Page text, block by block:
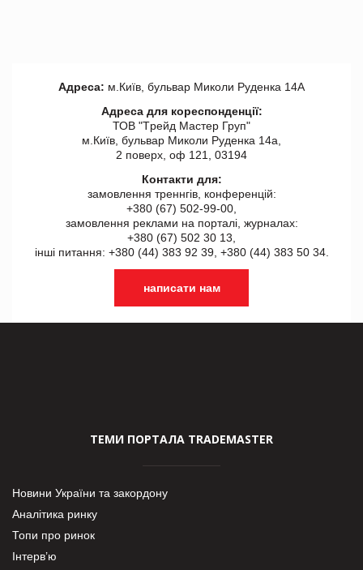
Адреса: м.Київ, бульвар Миколи Руденка 14А
Адреса для кореспонденції:
ТОВ "Tрейд Мастер Груп"
м.Київ, бульвар Миколи Руденка 14а,
2 поверх, оф 121, 03194
Контакти для:
замовлення треннгів, конференцій:
+380 (67) 502-99-00,
замовлення реклами на порталі, журналах:
+380 (67) 502 30 13,
інші питання: +380 (44) 383 92 39, +380 (44) 383 50 34.
написати нам
ТЕМИ ПОРТАЛА TRADEMASTER
Новини України та закордону
Аналітика ринку
Топи про ринок
Інтерв’ю